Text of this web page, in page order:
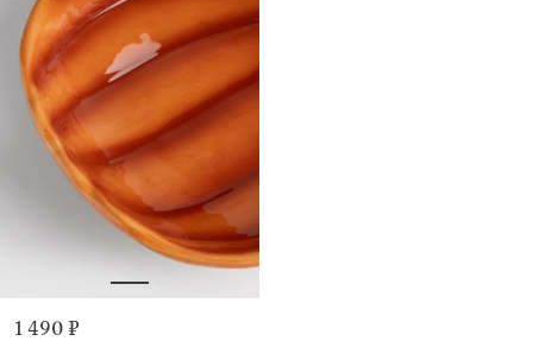
1 490 ₽